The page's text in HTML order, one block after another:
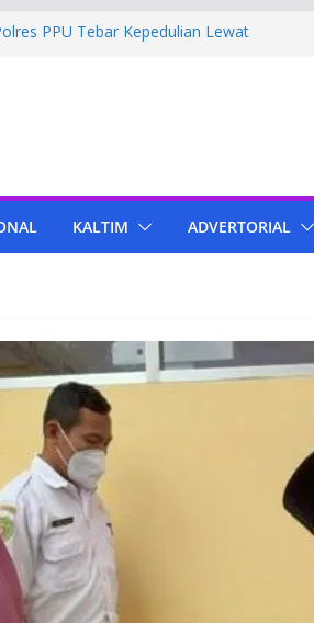
PPU Tebar Kepedulian Lewat
Lampu, Polres PPU Ringkus Pria
KALTIM ADVERTORIAL